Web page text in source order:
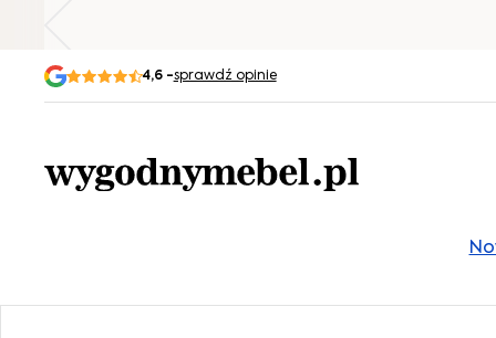
4,6 -sprawdź opinie